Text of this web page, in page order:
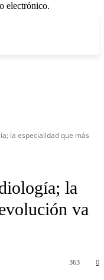
electrónico.
la especialidad que más
la
va
0
363